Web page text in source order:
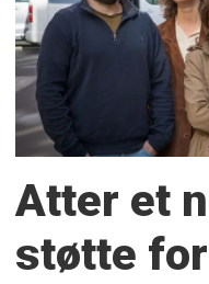
Atter et
støtte